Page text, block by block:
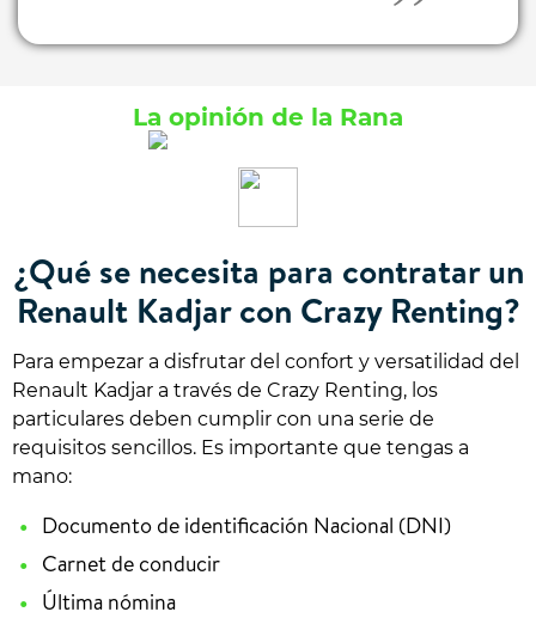
La opinión de la Rana
¿Qué se necesita para contratar un
Renault Kadjar con Crazy Renting?
Para empezar a disfrutar del confort y versatilidad del
Renault Kadjar a través de Crazy Renting, los
particulares deben cumplir con una serie de
requisitos sencillos. Es importante que tengas a
mano:
Documento de identificación Nacional (DNI)
Carnet de conducir
Última nómina